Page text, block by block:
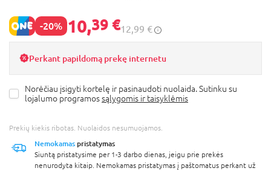
-20% 10,39 €12,99 €
Perkant papildomą prekę internetu
Norėčiau įsigyti kortelę ir pasinaudoti nuolaida. Sutinku su
lojalumo programossąlygomis ir taisyklėmis
Prekių kiekis ribotas. Nuolaidos nesumuojamos.
Nemokamas pristatymas
Siuntą pristatysime per 1-3 darbo dienas, jeigu prie prekės
nenurodyta kitaip. Nemokamas pristatymas į paštomatus perkant už